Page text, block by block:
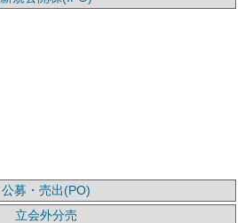
公募・売出(PO)
立会外分売